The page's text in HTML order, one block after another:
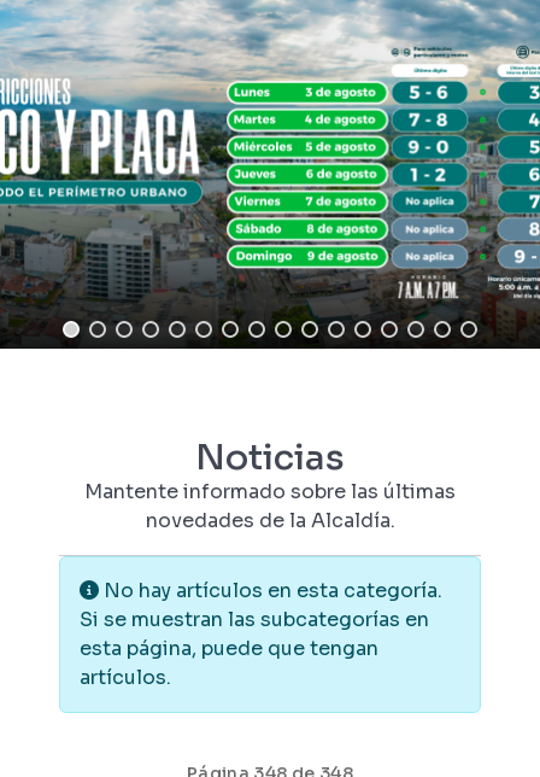
Noticias
Mantente informado sobre las últimas
novedades de la Alcaldía.
Información
No hay artículos en esta categoría.
Si se muestran las subcategorías en
esta página, puede que tengan
artículos.